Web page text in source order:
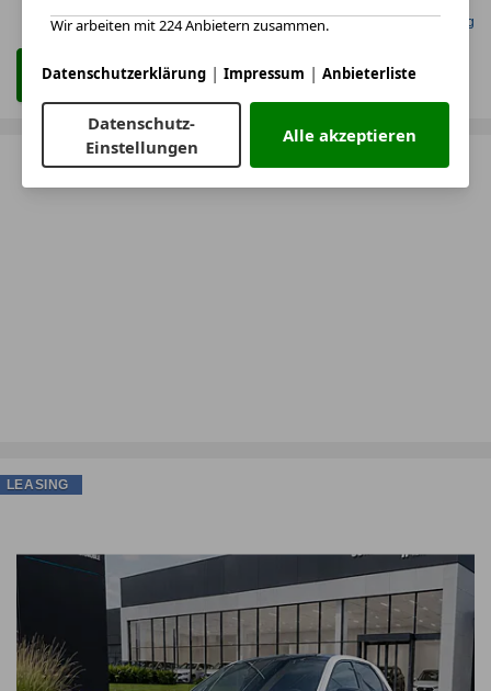
Gefunden auf mobile.de Leasing
Zum Leasing Angebot
LEASING
Wir arbeiten mit 224 Anbietern zusammen.
Datenschutzerklärung | Impressum | Anbieterliste
Datenschutz-
Einstellungen
Alle akzeptieren